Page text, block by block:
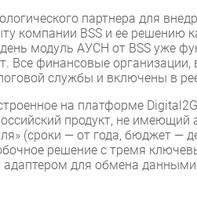
партнера для
компании BSS и ее решению
модуль АУСН от BSS уже
Все финансовые
службы и включены в
на платформе
продукт, не имеющий
(сроки — от года, бюджет —
решение с тремя
для обмена